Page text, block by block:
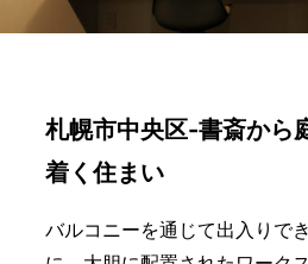
札幌市中央区-書斎から
着く住まい
バルコニーを通じて出入りで